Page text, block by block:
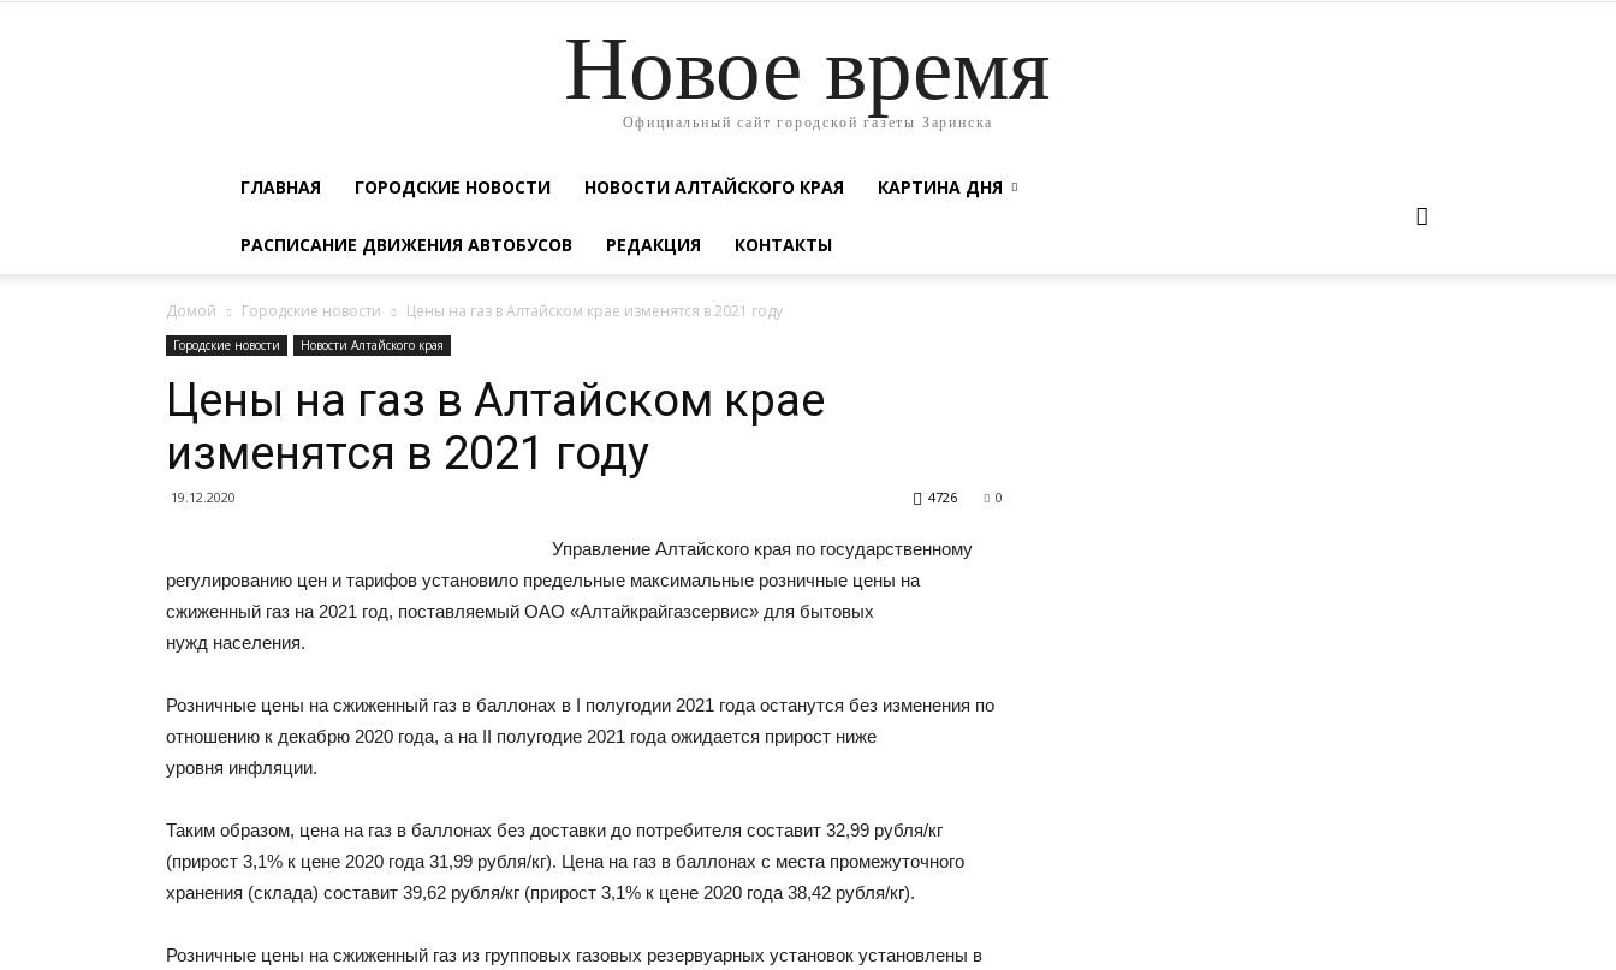
Новое время
Официальный сайт городской газеты Заринска
ГЛАВНАЯ ГОРОДСКИЕ НОВОСТИ НОВОСТИ АЛТАЙСКОГО КРАЯ КАРТИНА ДНЯ
РАСПИСАНИЕ ДВИЖЕНИЯ АВТОБУСОВ РЕДАКЦИЯ КОНТАКТЫ
Домой Городские новости Цены на газ в Алтайском крае изменятся в 2021 году
Городские новости Новости Алтайского края
Цены на газ в Алтайском крае
изменятся в 2021 году
19.12.2020 0
4726
Управление Алтайского края по государственному
регулированию цен и тарифов установило предельные максимальные розничные цены на
сжиженный газ на 2021 год, поставляемый ОАО «Алтайкрайгазсервис» для бытовых
нужд населения.
Розничные цены на сжиженный газ в баллонах в I полугодии 2021 года останутся без изменения по
отношению к декабрю 2020 года, а на II полугодие 2021 года ожидается прирост ниже
уровня инфляции.
Таким образом, цена на газ в баллонах без доставки до потребителя составит 32,99 рубля/кг
(прирост 3,1% к цене 2020 года 31,99 рубля/кг). Цена на газ в баллонах с места промежуточного
хранения (склада) составит 39,62 рубля/кг (прирост 3,1% к цене 2020 года 38,42 рубля/кг).
Розничные цены на сжиженный газ из групповых газовых резервуарных установок установлены в